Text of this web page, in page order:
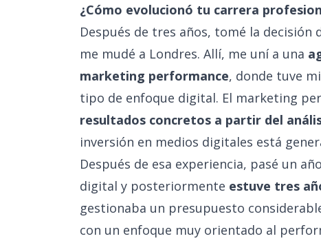
¿Cómo evolucionó tu carrera
Después de tres años, tomé la decisión
me mudé a Londres. Allí, me uní a una
marketing performance, donde tuve
tipo de enfoque digital. El marketing
resultados concretos a partir del
inversión en medios digitales está
Después de esa experiencia, pasé un
digital y posteriormente estuve tres
gestionaba un presupuesto
con un enfoque muy orientado al